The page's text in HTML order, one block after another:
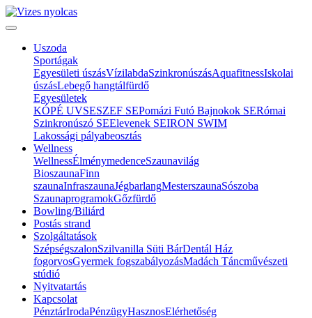
Uszoda
Sportágak
Egyesületi úszásVízilabdaSzinkronúszásAquafitnessIskolai
úszásLebegő hangtálfürdő
Egyesületek
KÓPÉ UVSESZEF SEPomázi Futó Bajnokok SERómai
Szinkronúszó SEElevenek SEIRON SWIM
Lakossági pályabeosztás
Wellness
WellnessÉlménymedenceSzaunavilág
BioszaunaFinn
szaunaInfraszaunaJégbarlangMesterszaunaSószoba
SzaunaprogramokGőzfürdő
Bowling/Biliárd
Postás strand
Szolgáltatások
SzépségszalonSzilvanilla Süti BárDentál Ház
fogorvosGyermek fogszabályozásMadách Táncművészeti
stúdió
Nyitvatartás
Kapcsolat
PénztárIrodaPénzügyHasznosElérhetőség